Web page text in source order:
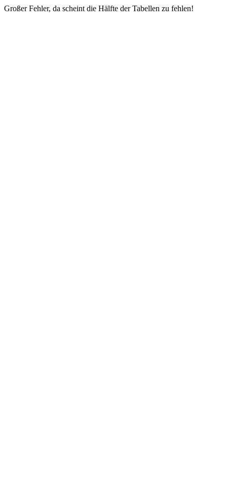
Großer Fehler, da scheint die Hälfte der Tabellen zu fehlen!